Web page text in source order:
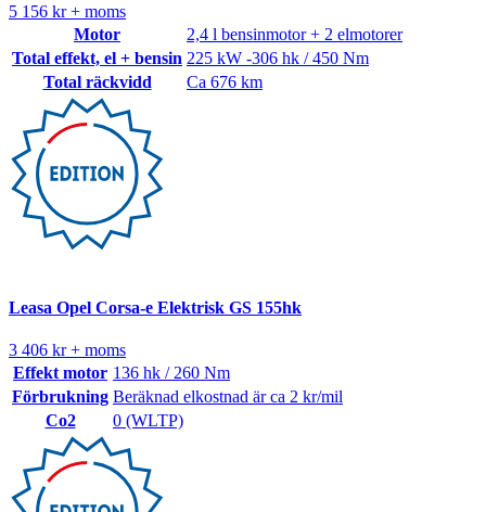
5 156 kr + moms
Motor
2,4 l bensinmotor + 2 elmotorer
Total effekt, el + bensin 225 kW -306 hk / 450 Nm
Total räckvidd
Ca 676 km
Leasa Opel Corsa-e Elektrisk GS 155hk
3 406 kr + moms
Effekt motor 136 hk / 260 Nm
Förbrukning Beräknad elkostnad är ca 2 kr/mil
Co2
0 (WLTP)